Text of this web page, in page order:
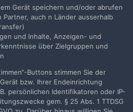
erstellen
unsere Community erstellen. Es
ist einfach!
erstellen
Melde Dich hier an.
Gerät speichern und/oder abrufen
auch n Länder ausserhalb
und Inhalte, Anzeigen- und
über Zielgruppen und
Buttons stimmen Sie der
bzw. Ihrer Endeinrichtung
persönlichen Identifikatoren oder IP-
gem. § 25 Abs. 1 TTDSG